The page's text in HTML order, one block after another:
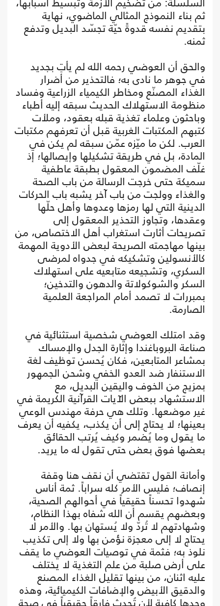
ثم بناء النموذج المثالي الماضوي، نهاية
بتقديم نفسه قدوةً حيّة تجسّد البديل وتدفع
ثمنه.
والحق أن العوضي رحمه الله لم يأتِ بجديد
في جوهر ما نادى به؛ فالتحذير من أضرار
الغذاء المصنّع ومخاطر الكيمياء الزراعية وفساد
منظومة الاستهلاك الحديث سبقه إليه أطباء
وباحثون وعلماء تغذية قبله بعقود، وملأت
كتبهم المكتبات الغربية قبل أن تعرفهم مكتبات
العرب. لكن ما ميّزه عمّن سبقه لم يكن في
المادة، بل في طريقة تشكيلها وإيصالها؛ إذ
غلّف المضمون المعقول بطبقة عاطفية
سميكة حتى خرجت الرسالة من باب الصحة
والغذاء وولجت من باب آخر يشبه باب الحركات
الدينية التي لها رمزها وعدوها وأهل حلّها
وعقدها، وتجاوز التحذير المعقول إلى
تصريحات أثارت استغراب أهل الاختصاص، من
بينها مهاجمته الصريحة لبعض الأدوية المهمة
كالأنسولين وتشكيكه في جدواه لمرضى
السكري، وتشجيعه متابعيه على استهلاك
السكر والشوكولاتة والدهون والتدخين؛
بمبررات لا تصمد أمام المراجعة العلمية
الصارمة.
وقد امتلك العوضي شخصية استثنائية في
صناعة البروباغندا وإثارة الجدل والإمساك
بمشاعر المتابعين، فكان يُحسن توظيف لغة
الاستنفار ضد العدو الخفي وشحن الجمهور
بمزيج من الخوف واليقين البديل، مع
الاستشهاد ببعض الآيات القرآنية الكريمة في
غير موضعها. وتلك هي حرفة مهندس الوعي
بعينها؛ لا يحتاج إلى أن يكذب، يكفيه أن يعرف
ما يقول وما يُضمر وكيف يُرتب الحقائق
بعضها فوق بعض حتى تقول له ما يريد.
وأمانة القول تقتضي أن نقف هنا وقفة
إنصاف؛ فليس الأمر كله سراباً. ثمة أناس
شهدوا تحسناً حقيقياً في أحوالهم الصحية،
وبعضهم يقسم أن الله شفاه بهذا النظام،
وشهادتهم لا تُردّ ولا يُستهان بها. والأمر لا
يحتاج لا إلى معجزة نؤمن بها ولا إلى تكذيب
نلوذ به؛ فثمة في توصيات العوضي ما يقف
على أرض صلبة من علم التغذية لا يختلف
عليه اثنان، من بينها تقليل الغذاء المصنع
والدقيق الأبيض والإضافات الكيميائية، وهذه